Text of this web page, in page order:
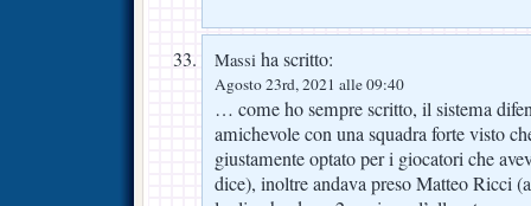
Massi ha scritto:
Agosto 23rd, 2021 alle 09:40
… come ho sempre scritto, il sistema
amichevole con una squadra forte visto
giustamente optato per i giocatori che
dice), inoltre andava preso Matteo Ricci